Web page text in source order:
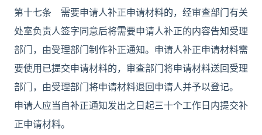
第十七条 需要申请人补正申请材料的，经审查部门有关
处室负责人签字同意后将需要申请人补正的内容告知受理
部门，由受理部门制作补正通知。申请人补正申请材料需
要使用已提交申请材料的，审查部门将申请材料送回受理
部门，由受理部门将申请材料退回申请人并予以登记。
申请人应当自补正通知发出之日起三十个工作日内提交补
正申请材料。